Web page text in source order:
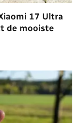
17 Ultra
de mooiste